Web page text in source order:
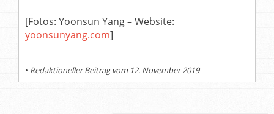
[Fotos: Yoonsun Yang – Website:
yoonsunyang.com]
• Redaktioneller Beitrag vom 12. November 2019